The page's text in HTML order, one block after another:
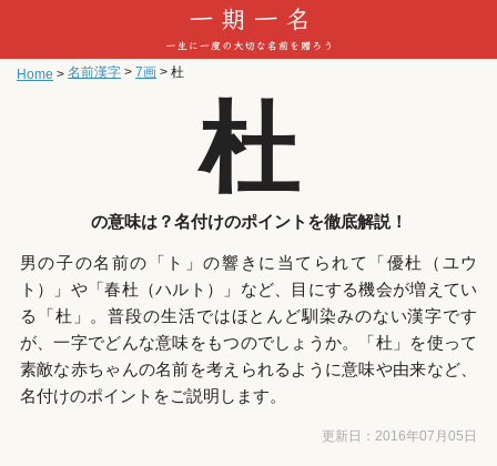
Home > 名前漢字 > 7画 > 杜
杜
の意味は？名付けのポイントを徹底解説！
男の子の名前の「ト」の響きに当てられて「優杜（ユウ
ト）」や「春杜（ハルト）」など、目にする機会が増えてい
る「杜」。普段の生活ではほとんど馴染みのない漢字です
が、一字でどんな意味をもつのでしょうか。「杜」を使って
素敵な赤ちゃんの名前を考えられるように意味や由来など、
名付けのポイントをご説明します。
更新日： 2016年07月05日